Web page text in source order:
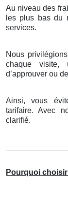
Au niveau des
les plus bas du
services.
Nous
chaque visite,
d’approuver ou
Ainsi, vous
tarifaire. Avec
clarifié.
Pourquoi